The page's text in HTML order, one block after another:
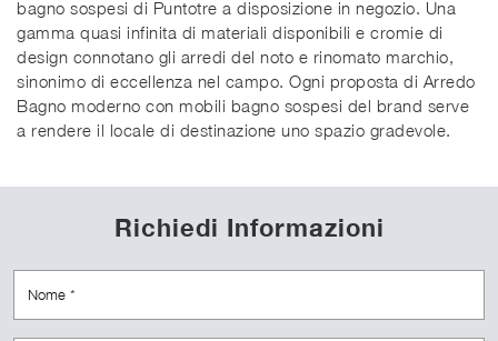
bagno sospesi di Puntotre a disposizione in negozio. Una
gamma quasi infinita di materiali disponibili e cromie di
design connotano gli arredi del noto e rinomato marchio,
sinonimo di eccellenza nel campo. Ogni proposta di Arredo
Bagno moderno con mobili bagno sospesi del brand serve
a rendere il locale di destinazione uno spazio gradevole.
Richiedi Informazioni